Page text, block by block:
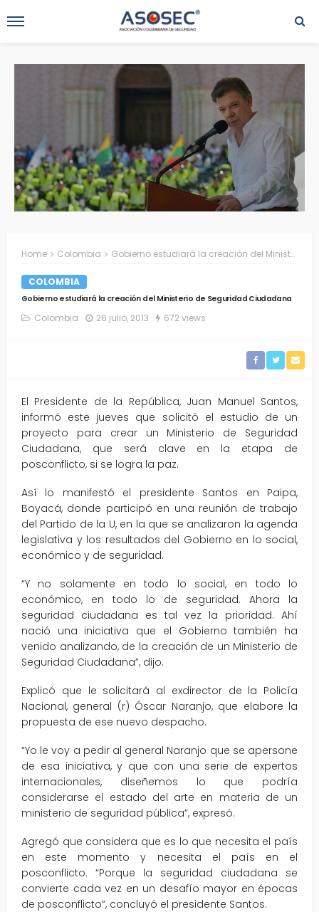
Home Colombia Gobierno estudiará la creación del Ministerio de Seguridad Ciudadana
COLOMBIA
Gobierno estudiará la creación del Ministerio de Seguridad Ciudadana
Colombia 26 julio, 2013 672 views
El Presidente de la República, Juan Manuel Santos,
informó este jueves que solicitó el estudio de un
proyecto para crear un Ministerio de Seguridad
Ciudadana, que será clave en la etapa de
posconflicto, si se logra la paz.
Así lo manifestó el presidente Santos en Paipa,
Boyacá, donde participó en una reunión de trabajo
del Partido de la U, en la que se analizaron la agenda
legislativa y los resultados del Gobierno en lo social,
económico y de seguridad.
“Y no solamente en todo lo social, en todo lo
económico, en todo lo de seguridad. Ahora la
seguridad ciudadana es tal vez la prioridad. Ahí
nació una iniciativa que el Gobierno también ha
venido analizando, de la creación de un Ministerio de
Seguridad Ciudadana”, dijo.
Explicó que le solicitará al exdirector de la Policía
Nacional, general (r) Óscar Naranjo, que elabore la
propuesta de ese nuevo despacho.
“Yo le voy a pedir al general Naranjo que se apersone
de esa iniciativa, y que con una serie de expertos
internacionales, diseñemos lo que podría
considerarse el estado del arte en materia de un
ministerio de seguridad pública”, expresó.
Agregó que considera que es lo que necesita el país
en este momento y necesita el país en el
posconflicto. “Porque la seguridad ciudadana se
convierte cada vez en un desafío mayor en épocas
de posconflicto”, concluyó el presidente Santos.